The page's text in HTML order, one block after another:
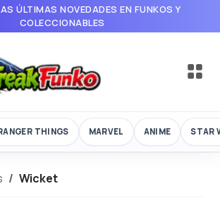
ÚLTIMAS NOVEDADES EN FUNKOS Y
COLECCIONABLES
THINGS MARVEL ANIME STAR
Wicket